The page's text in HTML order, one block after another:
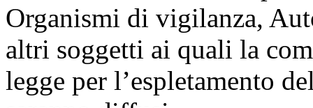
Organismi di vigilanza,
altri soggetti ai quali la
legge per l’espletamento